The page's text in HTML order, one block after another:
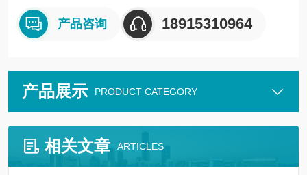
产品咨询 18915310964
产品展示 PRODUCT CATEGORY
相关文章 ARTICLES